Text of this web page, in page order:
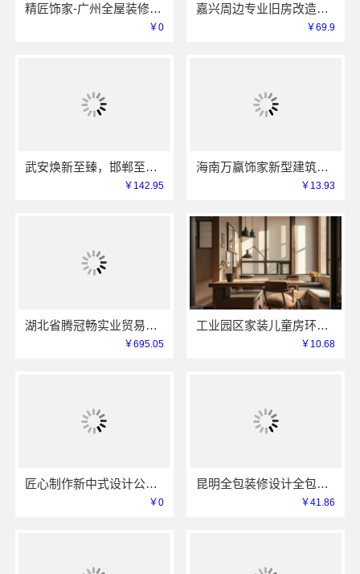
精匠饰家-广州全屋装修定制专家
￥0
嘉兴周边专业旧房改造案例，嘉兴美居乐建材科技有限公司
￥69.9
武安焕新至臻，邯郸至臻全宅新材料有限公司为您服务
￥142.95
海南万赢饰家新型建筑材料有限公司免费勘测，同城家装服务
￥13.93
湖北省腾冠畅实业贸易有限公司线上轮胎批发品牌哪里买
￥695.05
工业园区家装儿童房环保 苏州兔哥哥智装新材料有限公司
￥10.68
匠心制作新中式设计公司，华居不锈钢演绎东方韵味
￥0
昆明全包装修设计全包价格，云南至高新型建材有限公司
￥41.86